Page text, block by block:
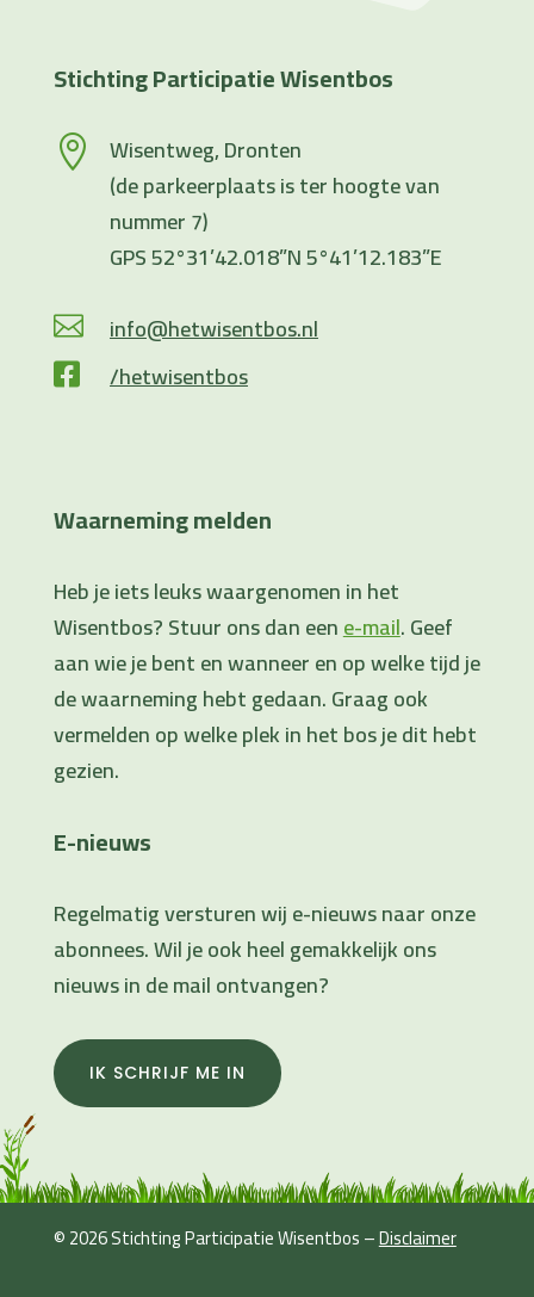
Stichting Participatie Wisentbos

Wisentweg, Dronten
(de parkeerplaats is ter hoogte van
nummer 7)
GPS 52°31’42.018”N 5°41’12.183”E
 info@hetwisentbos.nl
 /hetwisentbos
Waarneming melden
Heb je iets leuks waargenomen in het
Wisentbos? Stuur ons dan eene-mail. Geef
aan wie je bent en wanneer en op welke tijd je
de waarneming hebt gedaan. Graag ook
vermelden op welke plek in het bos je dit hebt
gezien.
E-nieuws
Regelmatig versturen wij e-nieuws naar onze
abonnees. Wil je ook heel gemakkelijk ons
nieuws in de mail ontvangen?
IK SCHRIJF ME IN
© 2026 Stichting Participatie Wisentbos –Disclaimer